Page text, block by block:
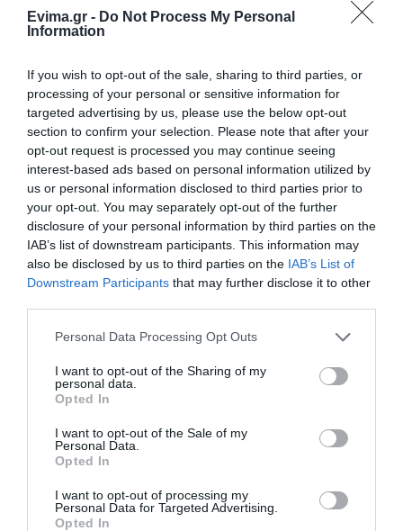
Evima.gr - Do Not Process My Personal
Information
If you wish to opt-out of the sale, sharing to third parties, or
processing of your personal or sensitive information for
targeted advertising by us, please use the below opt-out
section to confirm your selection. Please note that after your
opt-out request is processed you may continue seeing
interest-based ads based on personal information utilized by
us or personal information disclosed to third parties prior to
your opt-out. You may separately opt-out of the further
disclosure of your personal information by third parties on the
IAB’s list of downstream participants. This information may
also be disclosed by us to third parties on the IAB’s List of
Downstream Participants that may further disclose it to other
Please note that this website/app uses one or more Google
not limited to your visit or usage behaviour. You may click to
grant or deny consent to Google and its third-party tags to
use your data for below specified purposes in below Google
consent section.
Personal Data Processing Opt Outs
I want to opt-out of the Sharing of my
personal data.
Opted In
I want to opt-out of the Sale of my
Personal Data.
Opted In
I want to opt-out of processing my
Personal Data for Targeted Advertising.
Opted In
ημερών – Νοσηλευόταν στη ΜΕΘ
Νεογνών
Αρχίζουν τα έργα για το νέο
κλειστό γυμναστήριο στην Εύβοια
08.08.2026 | 15:40
Φωτιά στη Βοιωτία: Έκτακτα
μέτρα στήριξης για την εστίαση
ζητά η ΠΣτΕ
08.08.2026 | 15:20
Μεγάλη προσοχή στην Εύβοια:
Όμιλος ΔΕΗ: Νέα συμφωνία για
χαρτοφυλάκιο έργων ΑΠΕ
Σήμερα το μεγαλύτερο πανηγύρι
του καλοκαιριού στην Εύβοια
08.08.2026 | 14:20
Σε πελάγη ευτυχίας
Εύβοια! Έγινε για τρίτη
φορά παππούς!
ανακοίνωση για το
βουλευτή Σίμο
Κεδίκογλου- Τι
αναφέρει
Άρχισε τις διακοπές ο
Μητσοτάκης: Φαγητό
Κρίση στο κόμμα
Καρυστιανού: Δύο
αποχωρούν
κλειστό σύστημα